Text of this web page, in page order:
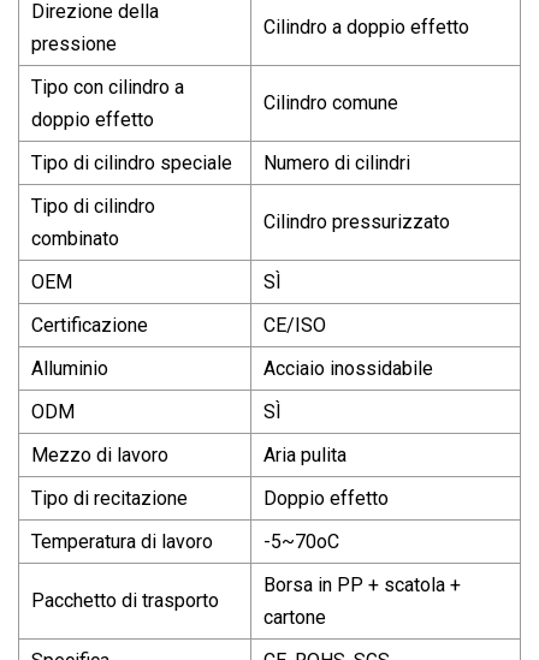
Direzione della
pressione
Cilindro a doppio effetto
Tipo con cilindro a
doppio effetto
Cilindro comune
Tipo di cilindro speciale
Numero di cilindri
Tipo di cilindro
combinato
Cilindro pressurizzato
OEM
SÌ
Certificazione
CE/ISO
Alluminio
Acciaio inossidabile
ODM
SÌ
Mezzo di lavoro
Aria pulita
Tipo di recitazione
Doppio effetto
Temperatura di lavoro
-5~70oC
Pacchetto di trasporto
Borsa in PP + scatola +
cartone